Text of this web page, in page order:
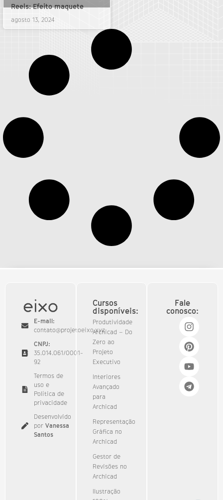
Reels: Efeito maquete
agosto 13, 2024
E-mail:
contato@projetoeixo.xyz
CNPJ:
35.014.061/0001-
92​
Termos de
uso e
Política de
privacidade
Desenvolvido
por Vanessa
Santos
Cursos
disponíveis:
Produtividade
Archicad – Do
Zero ao
Projeto
Executivo
Interiores
Avançado
para
Archicad
Representação
Gráfica no
Archicad
Gestor de
Revisões no
Archicad
Ilustração
Fale
conosco: